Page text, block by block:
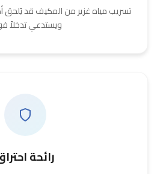
تسريب مياه غزير من المكيف قد يُلحق
ويستدعي تدخلاً
رائحة